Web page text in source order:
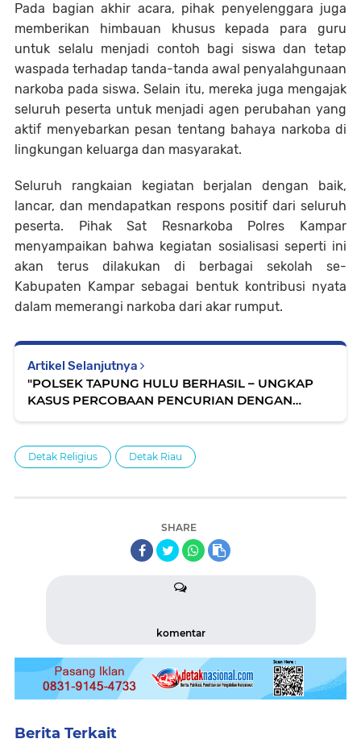
Pada bagian akhir acara, pihak penyelenggara juga
memberikan himbauan khusus kepada para guru
untuk selalu menjadi contoh bagi siswa dan tetap
waspada terhadap tanda-tanda awal penyalahgunaan
narkoba pada siswa. Selain itu, mereka juga mengajak
seluruh peserta untuk menjadi agen perubahan yang
aktif menyebarkan pesan tentang bahaya narkoba di
lingkungan keluarga dan masyarakat.
Seluruh rangkaian kegiatan berjalan dengan baik,
lancar, dan mendapatkan respons positif dari seluruh
peserta. Pihak Sat Resnarkoba Polres Kampar
menyampaikan bahwa kegiatan sosialisasi seperti ini
akan terus dilakukan di berbagai sekolah se-
Kabupaten Kampar sebagai bentuk kontribusi nyata
dalam memerangi narkoba dari akar rumput.
Artikel Selanjutnya
"POLSEK TAPUNG HULU BERHASIL – UNGKAP
KASUS PERCOBAAN PENCURIAN DENGAN
Detak Religius Detak Riau
SHARE
komentar
Berita Terkait